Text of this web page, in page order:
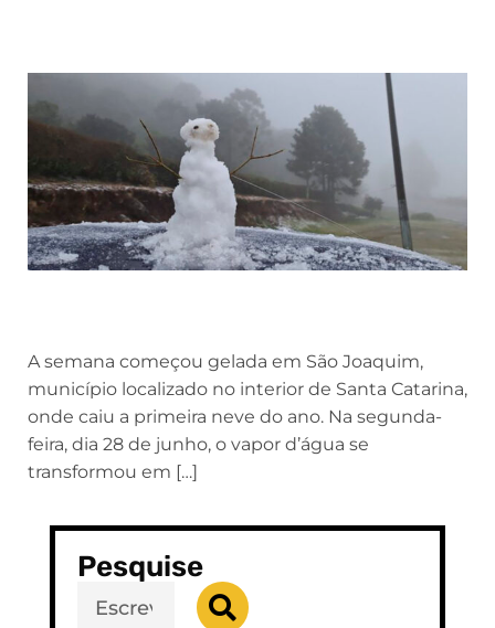
A semana começou gelada em São Joaquim,
município localizado no interior de Santa Catarina,
onde caiu a primeira neve do ano. Na segunda-
feira, dia 28 de junho, o vapor d’água se
transformou em […]
Pesquise